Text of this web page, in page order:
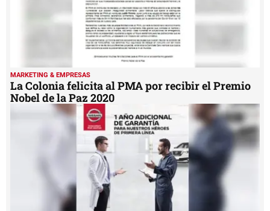
MARKETING & EMPRESAS
La Colonia felicita al PMA por recibir el Premio
Nobel de la Paz 2020